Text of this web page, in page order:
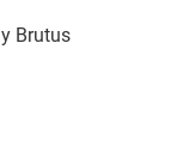
Brutus